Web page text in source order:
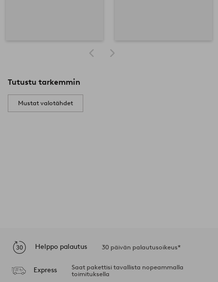
Tutustu tarkemmin
Mustat valotähdet
Helppo palautus 30 päivän palautusoikeus*
Express
Saat pakettisi tavallista nopeammalla
toimituksella